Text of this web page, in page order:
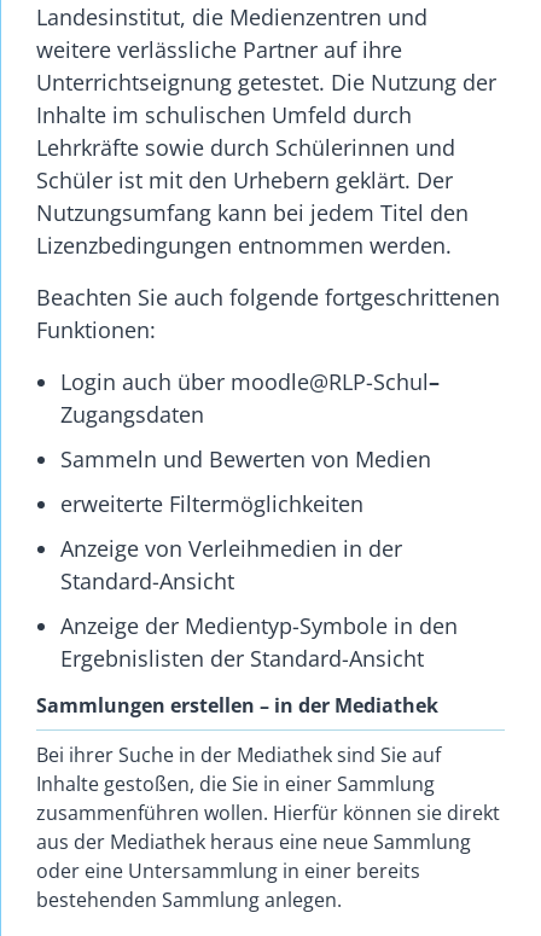
Landesinstitut, die Medienzentren und
weitere verlässliche Partner auf ihre
Unterrichtseignung getestet. Die Nutzung der
Inhalte im schulischen Umfeld durch
Lehrkräfte sowie durch Schülerinnen und
Schüler ist mit den Urhebern geklärt. Der
Nutzungsumfang kann bei jedem Titel den
Lizenzbedingungen entnommen werden.
Beachten Sie auch folgende fortgeschrittenen
Funktionen:
Login auch über moodle@RLP-Schul–
Zugangsdaten
Sammeln und Bewerten von Medien
erweiterte Filtermöglichkeiten
Anzeige von Verleihmedien in der
Standard-Ansicht
Anzeige der Medientyp-Symbole in den
Ergebnislisten der Standard-Ansicht
Sammlungen erstellen – in der Mediathek
Bei ihrer Suche in der Mediathek sind Sie auf
Inhalte gestoßen, die Sie in einer Sammlung
zusammenführen wollen. Hierfür können sie direkt
aus der Mediathek heraus eine neue Sammlung
oder eine Untersammlung in einer bereits
bestehenden Sammlung anlegen.